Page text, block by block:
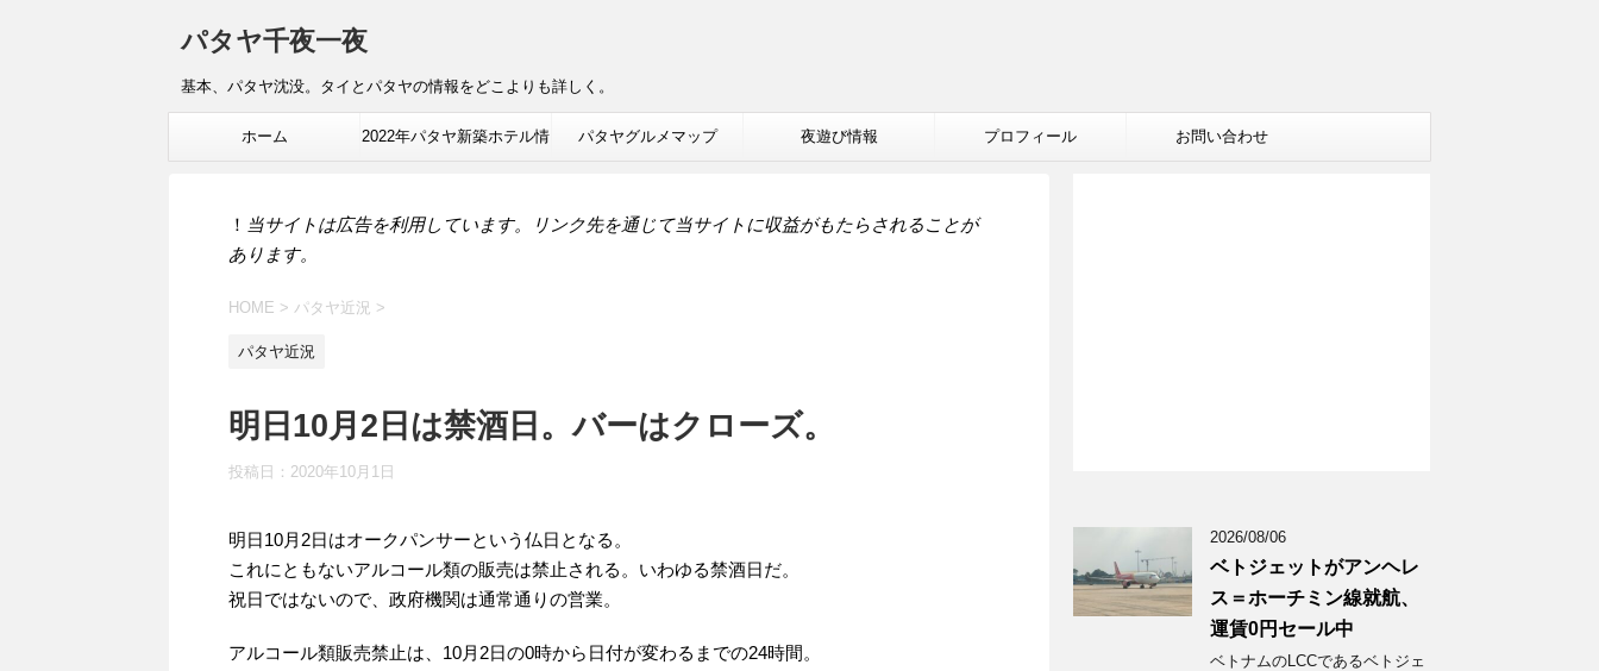
パタヤ千夜一夜
基本、パタヤ沈没。タイとパタヤの情報をどこよりも詳しく。
ホーム 2022年パタヤ新築ホテル情 パタヤグルメマップ 夜遊び情報 プロフィール お問い合わせ
！ 当サイトは広告を利用しています。リンク先を通じて当サイトに収益がもたらされることが
あります。
HOME > パタヤ近況 >
パタヤ近況
明日10月2日は禁酒日。バーはクローズ。
投稿日： 2020年10月1日
明日10月2日はオークパンサーという仏日となる。
これにともないアルコール類の販売は禁止される。いわゆる禁酒日だ。
祝日ではないので、政府機関は通常通りの営業。
アルコール類販売禁止は、10月2日の0時から日付が変わるまでの24時間。
2026/08/06
ベトジェットがアンヘレ
ス＝ホーチミン線就航、
運賃0円セール中
ベトナムのLCCであるベトジェ